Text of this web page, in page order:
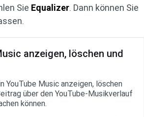
Sie Equalizer. Dann können Sie
anzeigen, löschen und
YouTube Music anzeigen, löschen
über den YouTube-Musikverlauf
können.